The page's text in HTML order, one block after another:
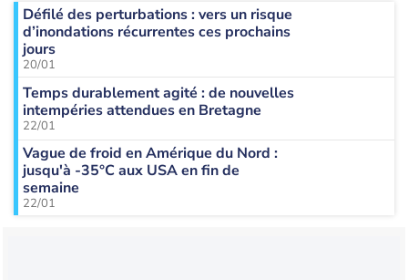
Défilé des perturbations : vers un risque
d’inondations récurrentes ces prochains
jours
20/01
Temps durablement agité : de nouvelles
intempéries attendues en Bretagne
22/01
Vague de froid en Amérique du Nord :
jusqu'à -35°C aux USA en fin de
semaine
22/01